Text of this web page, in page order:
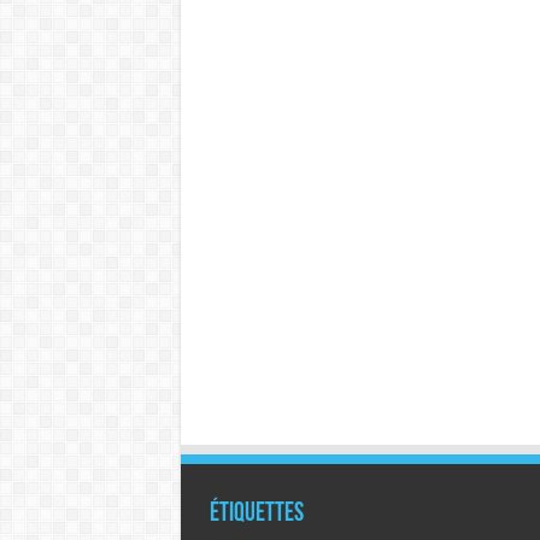
Étiquettes